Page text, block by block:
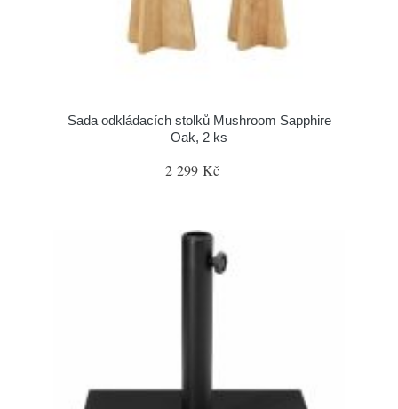
Sada odkládacích stolků Mushroom Sapphire
Oak, 2 ks
2 299 Kč